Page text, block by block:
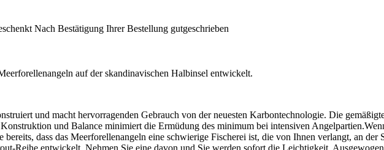
Nach Bestätigung Ihrer Bestellung gutgeschrieben
auf der skandinavischen Halbinsel entwickelt.
und macht hervorragenden Gebrauch von der neuesten Karbontechnologie. Die
und Balance minimiert die Ermüdung des minimum bei intensiven
bereits, dass das Meerforellenangeln eine schwierige Fischerei ist, die von Ihnen verlangt, an
Reihe entwickelt. Nehmen Sie eine davon und Sie werden sofort die Leichtigkeit,